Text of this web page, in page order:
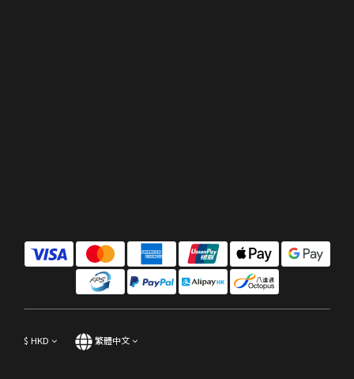
$ HKD 繁體中文